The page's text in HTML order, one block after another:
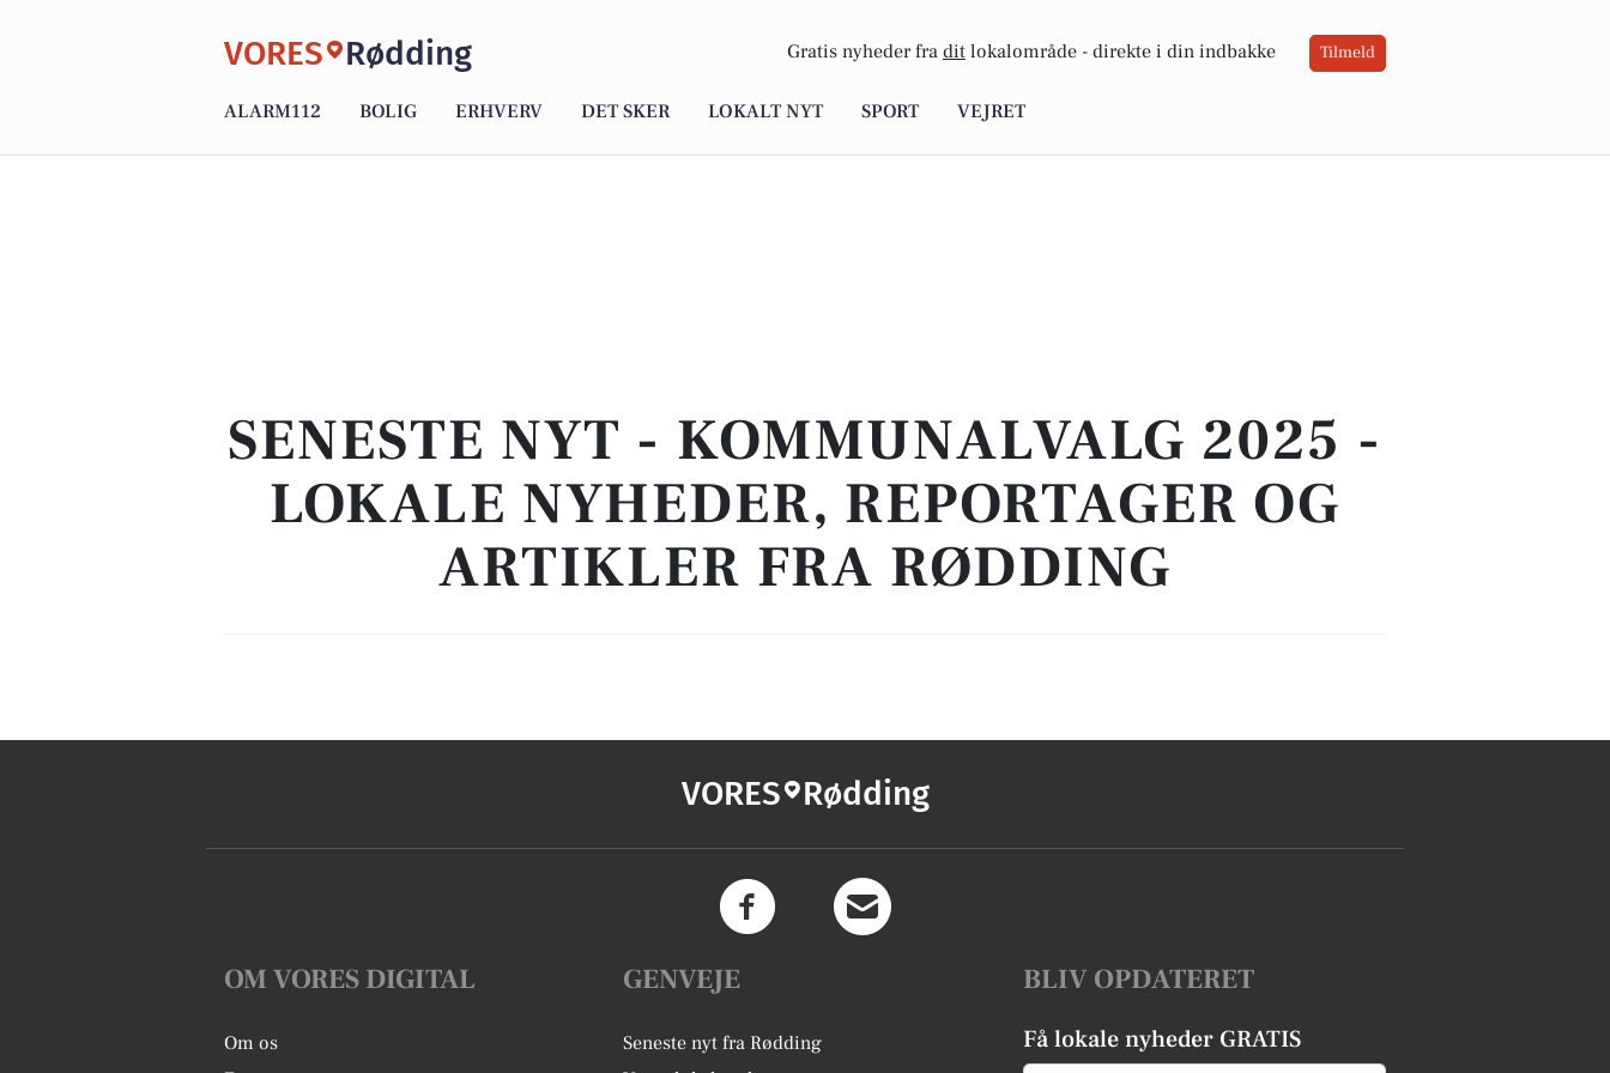
VORES Rødding Gratis nyheder fra dit lokalområde - direkte i din indbakke Tilmeld
ALARM112 BOLIG ERHVERV DET SKER LOKALT NYT SPORT VEJRET
SENESTE NYT - KOMMUNALVALG 2025 -
LOKALE NYHEDER, REPORTAGER OG
ARTIKLER FRA RØDDING
VORES Rødding
OM VORES DIGITAL
Om os
GENVEJE
Seneste nyt fra Rødding
BLIV OPDATERET
Få lokale nyheder GRATIS